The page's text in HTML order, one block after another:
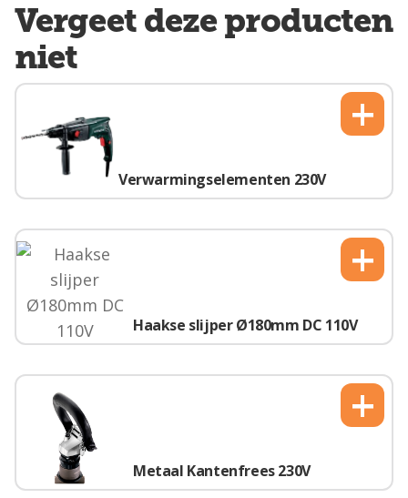
Vergeet deze producten
niet
Verwarmingselementen 230V
+
Haakse slijper Ø180mm DC 110V
+
Metaal Kantenfrees 230V
+